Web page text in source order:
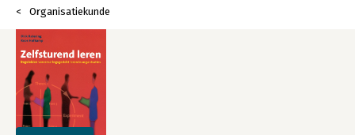
Organisatiekunde